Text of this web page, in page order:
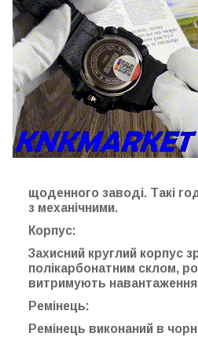
щоденного заводі. Такі
з механічними.
Корпус:
Захисний круглий корпус
полікарбонатним склом,
витримують навантаження
Ремінець:
Ремінець виконаний в